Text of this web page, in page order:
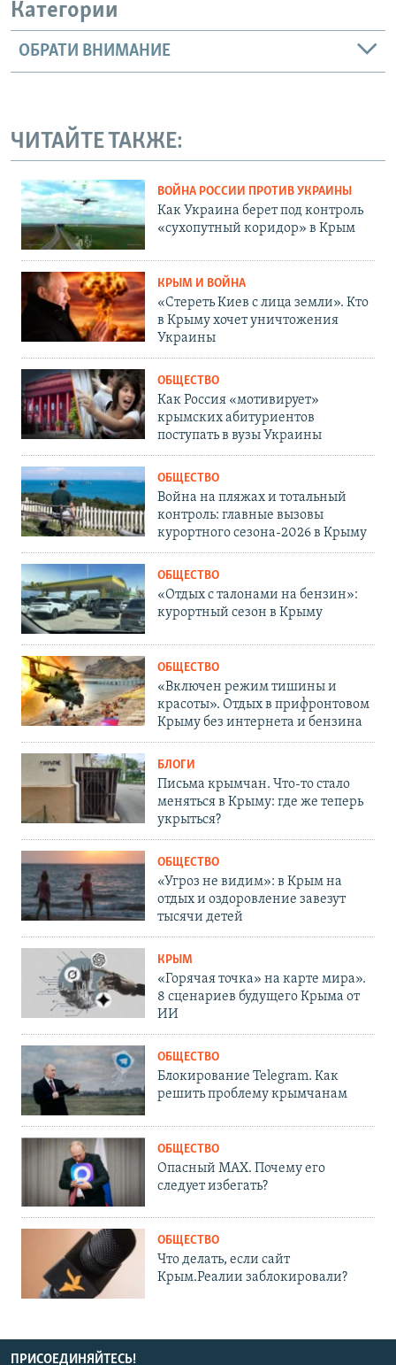
Категории
ОБРАТИ ВНИМАНИЕ
ЧИТАЙТЕ ТАКЖЕ:
ВОЙНА РОССИИ ПРОТИВ УКРАИНЫ
Как Украина берет под контроль
«сухопутный коридор» в Крым
КРЫМ И ВОЙНА
«Стереть Киев с лица земли». Кто
в Крыму хочет уничтожения
Украины
ОБЩЕСТВО
Как Россия «мотивирует»
крымских абитуриентов
поступать в вузы Украины
ОБЩЕСТВО
Война на пляжах и тотальный
контроль: главные вызовы
курортного сезона-2026 в Крыму
ОБЩЕСТВО
«Отдых с талонами на бензин»:
курортный сезон в Крыму
ОБЩЕСТВО
«Включен режим тишины и
красоты». Отдых в прифронтовом
Крыму без интернета и бензина
БЛОГИ
Письма крымчан. Что-то стало
меняться в Крыму: где же теперь
укрыться?
ОБЩЕСТВО
«Угроз не видим»: в Крым на
отдых и оздоровление завезут
тысячи детей
КРЫМ
«Горячая точка» на карте мира».
8 сценариев будущего Крыма от
ИИ
ОБЩЕСТВО
Блокирование Telegram. Как
решить проблему крымчанам
ОБЩЕСТВО
Опасный MAX. Почему его
следует избегать?
ОБЩЕСТВО
Что делать, если сайт
Крым.Реалии заблокировали?
ПРИСОЕДИНЯЙТЕСЬ!